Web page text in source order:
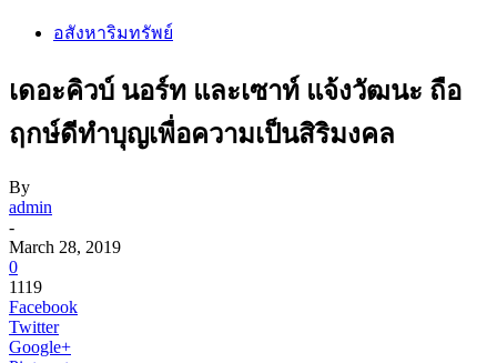
อสังหาริมทรัพย์
เดอะคิวบ์ นอร์ท และเซาท์ แจ้งวัฒนะ ถือ
ฤกษ์ดีทำบุญเพื่อความเป็นสิริมงคล
By
admin
-
March 28, 2019
0
1119
Facebook
Twitter
Google+